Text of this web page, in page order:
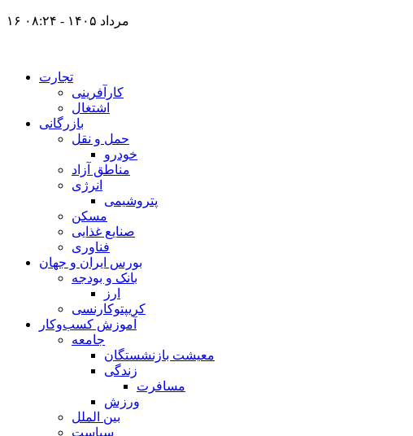
۱۶ مرداد ۱۴۰۵ - ۰۸:۲۴
تجارت
کارآفرینی
اشتغال
بازرگانی
حمل و نقل
خودرو
مناطق آزاد
انرژی
پتروشیمی
مسکن
صنایع غذایی
فناوری
بورس ایران و جهان
بانک و بودجه
ارز
کریپتوکارنسی
آموزش کسب‌وکار
جامعه
معیشت بازنشستگان
زندگی
مسافرت
ورزش
بین الملل
سیاست